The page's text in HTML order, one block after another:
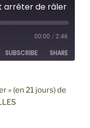
de râler (21)
00:00 / 2:46
SUBSCRIBE SHARE
» (en 21 jours) de